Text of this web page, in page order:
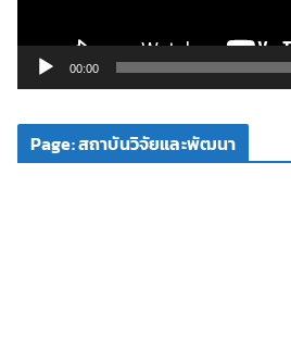
ดี
โ
00:00
Page: สถาบันวิจัยและพัฒนา